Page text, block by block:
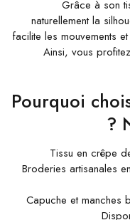
Grâce à son
naturellement la
facilite les mouvements
Ainsi, vous
Pourquoi
Tissu en crêpe
Broderies artisanales
Capuche et manches